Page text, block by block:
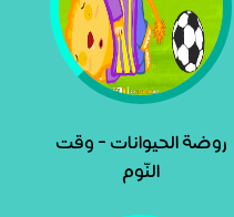
روضة الحيوانات - وقت
النّوم